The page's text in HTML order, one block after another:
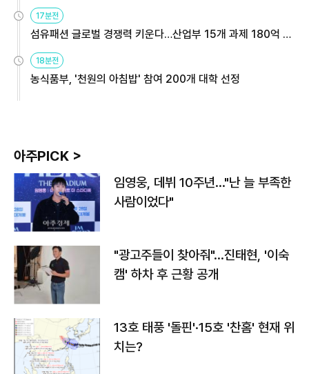
17분전
섬유패션 글로벌 경쟁력 키운다…산업부 15개 과제 180억 지
18분전
농식품부, '천원의 아침밥' 참여 200개 대학 선정
아주PICK >
임영웅, 데뷔 10주년…"난 늘 부족한
사람이었다"
"광고주들이 찾아줘"…진태현, '이숙
캠' 하차 후 근황 공개
13호 태풍 '돌핀'·15호 '찬홈' 현재 위
치는?